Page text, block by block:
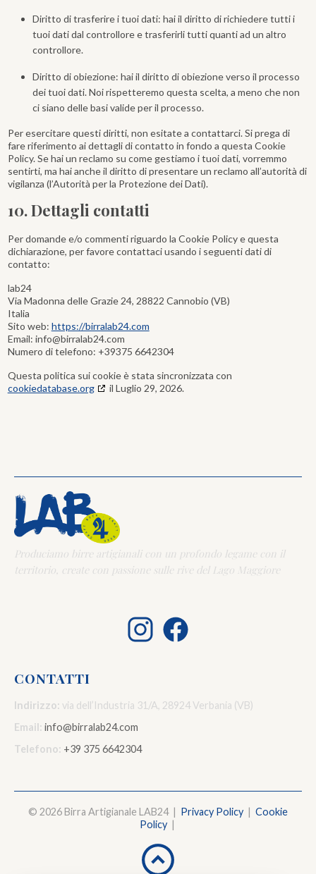
Diritto di trasferire i tuoi dati: hai il diritto di richiedere tutti i
tuoi dati dal controllore e trasferirli tutti quanti ad un altro
controllore.
Diritto di obiezione: hai il diritto di obiezione verso il processo
dei tuoi dati. Noi rispetteremo questa scelta, a meno che non
ci siano delle basi valide per il processo.
Per esercitare questi diritti, non esitate a contattarci. Si prega di
fare riferimento ai dettagli di contatto in fondo a questa Cookie
Policy. Se hai un reclamo su come gestiamo i tuoi dati, vorremmo
sentirti, ma hai anche il diritto di presentare un reclamo all’autorità di
vigilanza (l’Autorità per la Protezione dei Dati).
10. Dettagli contatti
Per domande e/o commenti riguardo la Cookie Policy e questa
dichiarazione, per favore contattaci usando i seguenti dati di
contatto:
lab24
Via Madonna delle Grazie 24, 28822 Cannobio (VB)
Italia
Sito web: https://birralab24.com
Email: info@birralab24.com
Numero di telefono: +39375 6642304
Questa politica sui cookie è stata sincronizzata con
cookiedatabase.org
il Luglio 29, 2026.
Produciamo birre artigianali con un profondo legame con il
territorio, create con passione sulle rive del Lago Maggiore
CONTATTI
Indirizzo: via dell’Industria 31/A, 28924 Verbania (VB)
Email: info@birralab24.com
Telefono: +39 375 6642304
© 2026 Birra Artigianale LAB24 | Privacy Policy | Cookie
Policy |